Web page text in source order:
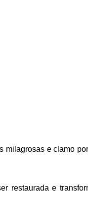
milagrosas e clamo
restaurada e